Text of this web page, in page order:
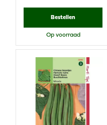
Bestellen
Op voorraad